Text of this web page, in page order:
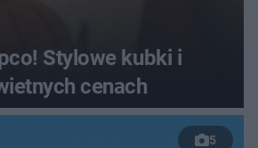
Stylowe kubki i
cenach
5